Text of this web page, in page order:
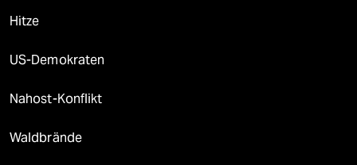
Hitze
US-Demokraten
Nahost-Konflikt
Waldbrände